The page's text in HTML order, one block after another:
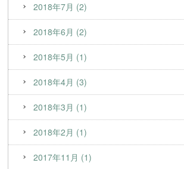
2018年7月 (2)
2018年6月 (2)
2018年5月 (1)
2018年4月 (3)
2018年3月 (1)
2018年2月 (1)
2017年11月 (1)